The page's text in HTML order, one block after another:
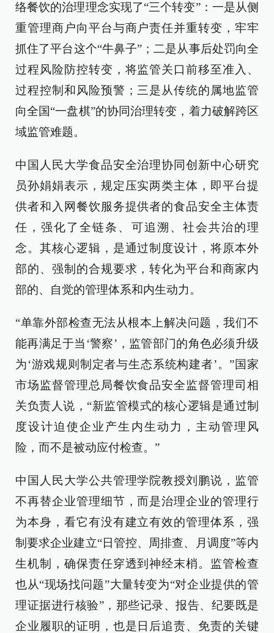
络餐饮的治理理念实现了“三个转变”：一是从侧
重管理商户向平台与商户责任并重转变，牢牢
抓住了平台这个“牛鼻子”；二是从事后处罚向全
过程风险防控转变，将监管关口前移至准入、
过程控制和风险预警；三是从传统的属地监管
向全国“一盘棋”的协同治理转变，着力破解跨区
域监管难题。
中国人民大学食品安全治理协同创新中心研究
员孙娟娟表示，规定压实两类主体，即平台提
供者和入网餐饮服务提供者的食品安全主体责
任，强化了全链条、可追溯、社会共治的理
念。其核心逻辑，是通过制度设计，将原本外
部的、强制的合规要求，转化为平台和商家内
部的、自觉的管理体系和内生动力。
“单靠外部检查无法从根本上解决问题，我们不
能再满足于当‘警察’，监管部门的角色必须升级
为‘游戏规则制定者与生态系统构建者’。”国家
市场监督管理总局餐饮食品安全监督管理司相
关负责人说，“新监管模式的核心逻辑是通过制
度设计迫使企业产生内生动力，主动管理风
险，而不是被动应付检查。”
中国人民大学公共管理学院教授刘鹏说，监管
不再替企业管理细节，而是治理企业的管理行
为本身，看它有没有建立有效的管理体系，强
制要求企业建立“日管控、周排查、月调度”等内
生机制，确保责任穿透到神经末梢。监管检查
也从“现场找问题”大量转变为“对企业提供的管
理证据进行核验”，那些记录、报告、纪要既是
企业履职的证明，也是日后追责、免责的关键